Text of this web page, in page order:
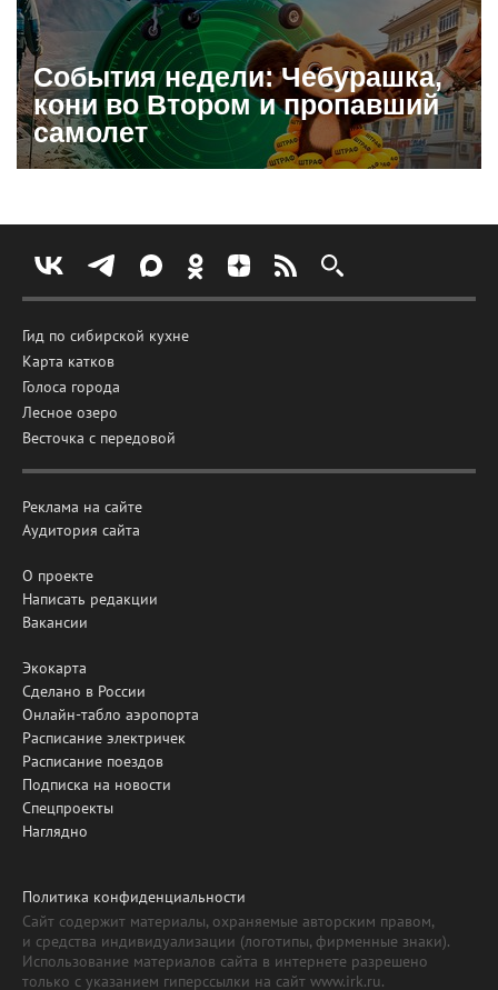
События недели: Чебурашка,
кони во Втором и пропавший
самолет
Гид по сибирской кухне
Карта катков
Голоса города
Лесное озеро
Весточка с передовой
Реклама на сайте
Аудитория сайта
О проекте
Написать редакции
Вакансии
Экокарта
Сделано в России
Онлайн-табло аэропорта
Расписание электричек
Расписание поездов
Подписка на новости
Спецпроекты
Наглядно
Политика конфиденциальности
Сайт содержит материалы, охраняемые авторским правом,
и средства индивидуализации (логотипы, фирменные знаки).
Использование материалов сайта в интернете разрешено
только с указанием гиперссылки на сайт www.irk.ru.